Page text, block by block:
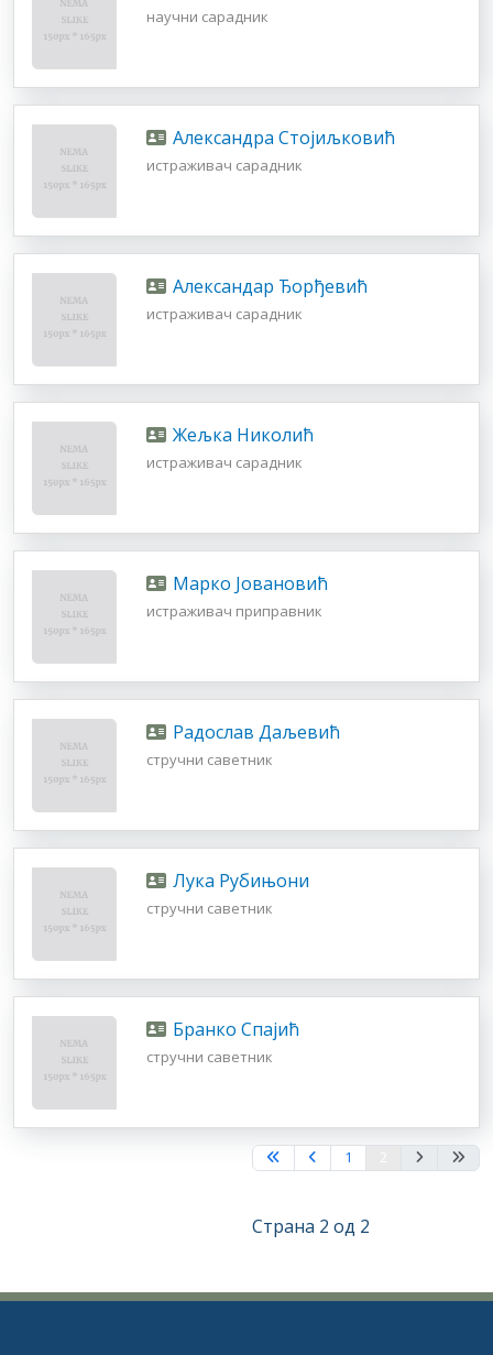
научни сарадник
Александра Стојиљковић
истраживач сарадник
Александар Ђорђевић
истраживач сарадник
Жељка Николић
истраживач сарадник
Марко Јовановић
истраживач приправник
Радослав Даљевић
стручни саветник
Лука Рубињони
стручни саветник
Бранко Спајић
стручни саветник
1
Страна 2 од 2